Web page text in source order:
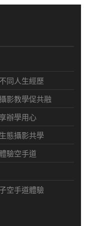
同人生經歷
影教學促共融
辦學用心
態攝影共學
驗空手道
空手道體驗